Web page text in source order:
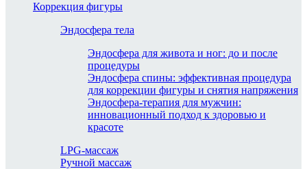
Коррекция фигуры
Эндосфера тела
Эндосфера для живота и ног: до и после
процедуры
Эндосфера спины: эффективная процедура
для коррекции фигуры и снятия напряжения
Эндосфера-терапия для мужчин:
инновационный подход к здоровью и
красоте
LPG-массаж
Ручной массаж